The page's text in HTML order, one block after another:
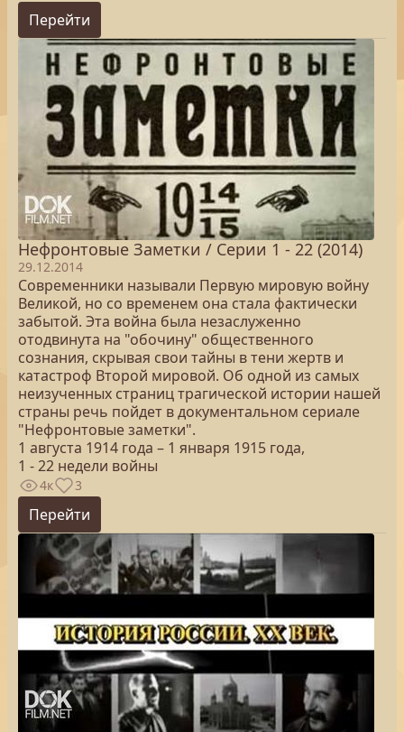
Перейти
Нефронтовые Заметки / Серии 1 - 22 (2014)
29.12.2014
Современники называли Первую мировую войну
Великой, но со временем она стала фактически
забытой. Эта война была незаслуженно
отодвинута на "обочину" общественного
сознания, скрывая свои тайны в тени жертв и
катастроф Второй мировой. Об одной из самых
неизученных страниц трагической истории нашей
страны речь пойдет в документальном сериале
"Нефронтовые заметки".
1 августа 1914 года – 1 января 1915 года,
1 - 22 недели войны
4к 3
Перейти